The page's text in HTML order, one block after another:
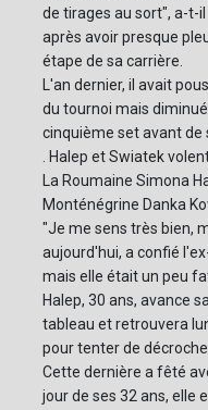
de tirages au sort", a-t-
après avoir presque
étape de sa carrière.
L'an dernier, il avait
du tournoi mais
cinquième set avant de
. Halep et Swiatek
La Roumaine Simona
Monténégrine Danka
"Je me sens très bien,
aujourd'hui, a confié
mais elle était un peu
Halep, 30 ans, avance
tableau et retrouvera
pour tenter de
Cette dernière a fêté
jour de ses 32 ans, elle